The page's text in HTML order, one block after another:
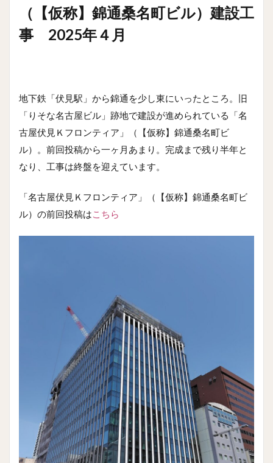
（【仮称】錦通桑名町ビル）建設工
事 2025年４月
地下鉄「伏見駅」から錦通を少し東にいったところ。旧
「りそな名古屋ビル」跡地で建設が進められている「名
古屋伏見Ｋフロンティア」（【仮称】錦通桑名町ビ
ル）。前回投稿から一ヶ月あまり。完成まで残り半年と
なり、工事は終盤を迎えています。
「名古屋伏見Ｋフロンティア」（【仮称】錦通桑名町ビ
ル）の前回投稿は こちら